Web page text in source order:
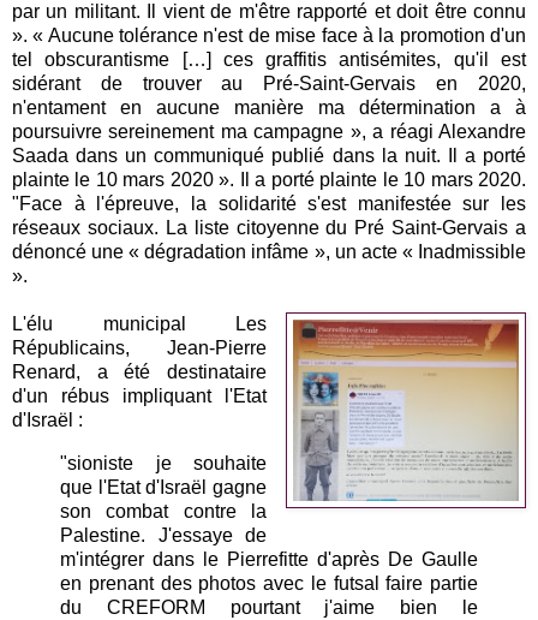
par un militant. Il vient de m'être rapporté et doit être connu
». « Aucune tolérance n'est de mise face à la promotion d'un
tel obscurantisme […] ces graffitis antisémites, qu'il est
sidérant de trouver au Pré-Saint-Gervais en 2020,
n'entament en aucune manière ma détermination a à
poursuivre sereinement ma campagne », a réagi Alexandre
Saada dans un communiqué publié dans la nuit. Il a porté
plainte le 10 mars 2020 ». Il a porté plainte le 10 mars 2020.
"Face à l'épreuve, la solidarité s'est manifestée sur les
réseaux sociaux. La liste citoyenne du Pré Saint-Gervais a
dénoncé une « dégradation infâme », un acte « Inadmissible
».
L'élu municipal Les
Républicains, Jean-Pierre
Renard, a été destinataire
d'un rébus impliquant l'Etat
d'Israël :
"sioniste je souhaite
que l'Etat d'Israël gagne
son combat contre la
Palestine. J'essaye de
m'intégrer dans le Pierrefitte d'après De Gaulle
en prenant des photos avec le futsal faire partie
du CREFORM pourtant j'aime bien le